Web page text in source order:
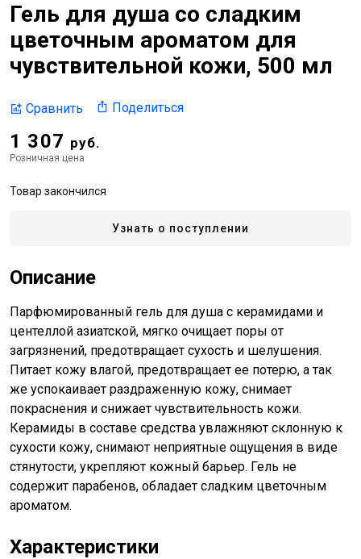
Гель для душа со сладким
цветочным ароматом для
чувствительной кожи, 500 мл
Сравнить Поделиться
1 307 руб.
Розничная цена
Товар закончился
Узнать о поступлении
Описание
Парфюмированный гель для душа с керамидами и
центеллой азиатской, мягко очищает поры от
загрязнений, предотвращает сухость и шелушения.
Питает кожу влагой, предотвращает ее потерю, а так
же успокаивает раздраженную кожу, снимает
покраснения и снижает чувствительность кожи.
Керамиды в составе средства увлажняют склонную к
сухости кожу, снимают неприятные ощущения в виде
стянутости, укрепляют кожный барьер. Гель не
содержит парабенов, обладает сладким цветочным
ароматом.
Характеристики